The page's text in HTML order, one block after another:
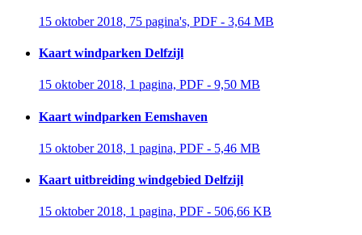
15 oktober 2018, 75 pagina's, PDF - 3,64 MB
Kaart windparken Delfzijl
15 oktober 2018, 1 pagina, PDF - 9,50 MB
Kaart windparken Eemshaven
15 oktober 2018, 1 pagina, PDF - 5,46 MB
Kaart uitbreiding windgebied Delfzijl
15 oktober 2018, 1 pagina, PDF - 506,66 KB